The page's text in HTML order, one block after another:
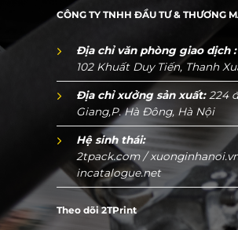
CÔNG TY TNHH ĐẦU TƯ & THƯƠNG
Địa chỉ văn phòng giao dịch :
102 Khuất Duy Tiến, Thanh
Địa chỉ xưởng sản xuất:224
Giang,P. Hà Đông, Hà Nội
Hệ sinh thái:
2tpack.com /
incatalogue.net
Theo dõi 2TPrint